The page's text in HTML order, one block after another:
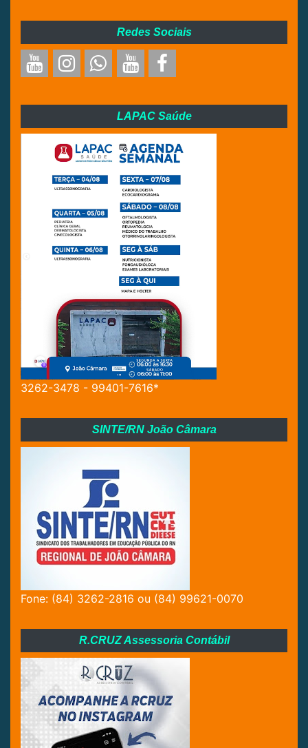
Redes Sociais
LAPAC Saúde
3262-3478 - 99401-7616*
SINTE/RN João Câmara
Fone: (84) 3262-2816 ou (84) 99621-0070
R.CRUZ Assessoria Contábil